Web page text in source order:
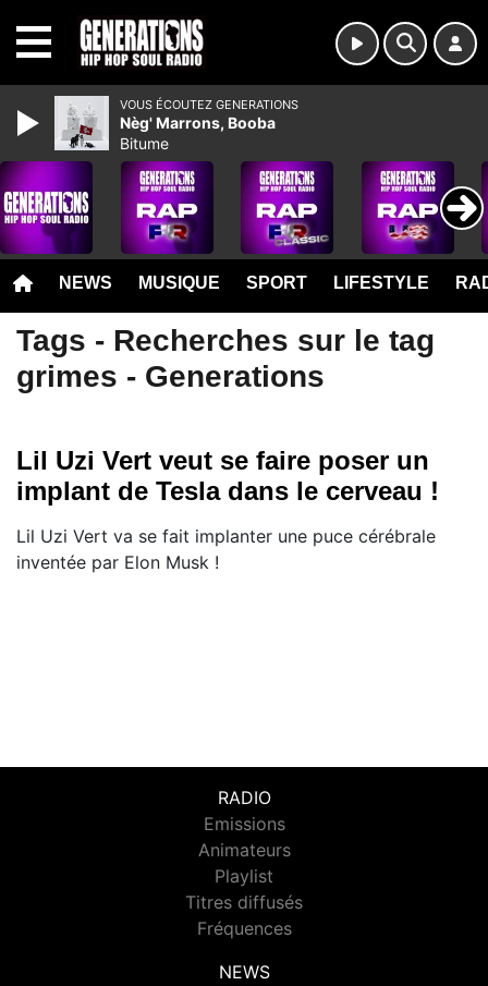
NEWS MUSIQUE SPORT LIFESTYLE
Tags - Recherches sur le tag
grimes - Generations
Lil Uzi Vert veut se faire poser un
implant de Tesla dans le cerveau !
Lil Uzi Vert va se fait implanter une puce cérébrale
inventée par Elon Musk !
RADIO
Emissions
Animateurs
Playlist
Titres diffusés
Fréquences
NEWS
VOUS ÉCOUTEZ GENERATIONS
Nèg' Marrons, Booba
Bitume